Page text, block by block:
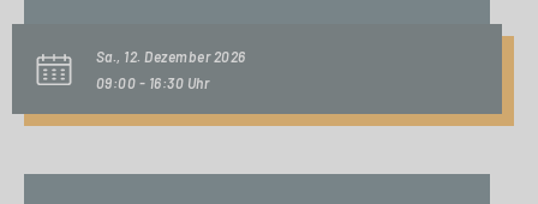
Sa., 12. Dezember 2026
09:00 - 16:30 Uhr